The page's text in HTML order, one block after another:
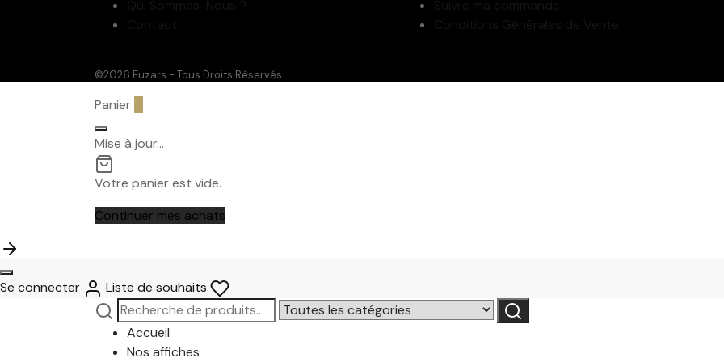
©2026 Fuzars - Tous Droits Réservés
Panier
Mise à jour…
Votre panier est vide.
Continuer mes achats
Se connecter
Liste de souhaits
Recherche
pour :
Narrow
by
Recherche
Accueil
Nos affiches